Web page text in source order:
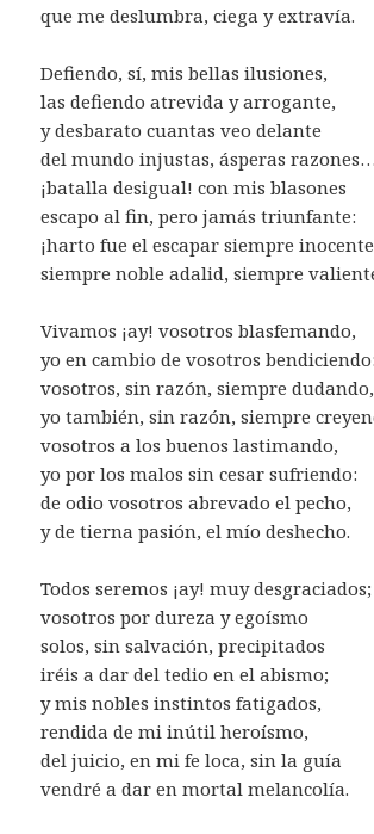
que me deslumbra, ciega y extravía.
Defiendo, sí, mis bellas ilusiones,
las defiendo atrevida y arrogante,
y desbarato cuantas veo delante
del mundo injustas, ásperas razones…
¡batalla desigual! con mis blasones
escapo al fin, pero jamás triunfante:
¡harto fue el escapar siempre
siempre noble adalid, siempre
Vivamos ¡ay! vosotros blasfemando,
yo en cambio de vosotros bendiciendo:
vosotros, sin razón, siempre dudando,
yo también, sin razón, siempre
vosotros a los buenos lastimando,
yo por los malos sin cesar sufriendo:
de odio vosotros abrevado el pecho,
y de tierna pasión, el mío deshecho.
Todos seremos ¡ay! muy desgraciados;
vosotros por dureza y egoísmo
solos, sin salvación, precipitados
iréis a dar del tedio en el abismo;
y mis nobles instintos fatigados,
rendida de mi inútil heroísmo,
del juicio, en mi fe loca, sin la guía
vendré a dar en mortal melancolía.